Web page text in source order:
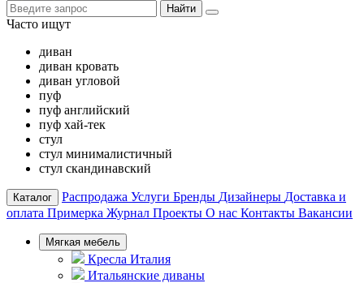
Найти
Часто ищут
диван
диван кровать
диван угловой
пуф
пуф английский
пуф хай-тек
стул
стул минималистичный
стул скандинавский
Каталог Распродажа Услуги Бренды Дизайнеры Доставка и
оплата Примерка Журнал Проекты О нас Контакты Вакансии
Мягкая мебель
Кресла Италия
Итальянские диваны